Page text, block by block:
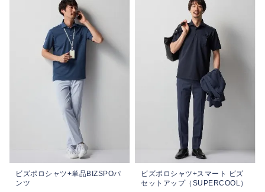
ビズポロシャツ+単品BIZSPOパ
ンツ
ビズポロシャツ+スマート ビズ
セットアップ（SUPERCOOL）